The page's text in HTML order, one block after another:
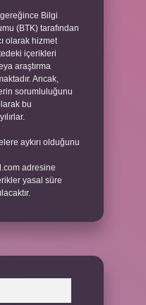
Bilgi
(BTK) tarafından
olarak hizmet
içerikleri
araştırma
Ancak,
sorumluluğunu
bu
aykırı olduğunu
adresine
yasal süre